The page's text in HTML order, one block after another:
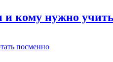
кому нужно